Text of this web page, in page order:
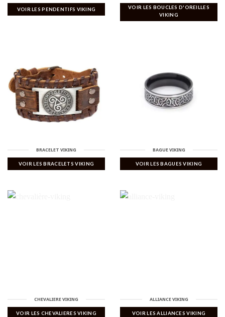
VOIR LES PENDENTIFS VIKING
VOIR LES BOUCLES D'OREILLES
VIKING
BRACELET VIKING
VOIR LES BRACELETS VIKING
BAGUE VIKING
VOIR LES BAGUES VIKING
CHEVALIERE VIKING
VOIR LES CHEVALIERES VIKING
ALLIANCE VIKING
VOIR LES ALLIANCES VIKING